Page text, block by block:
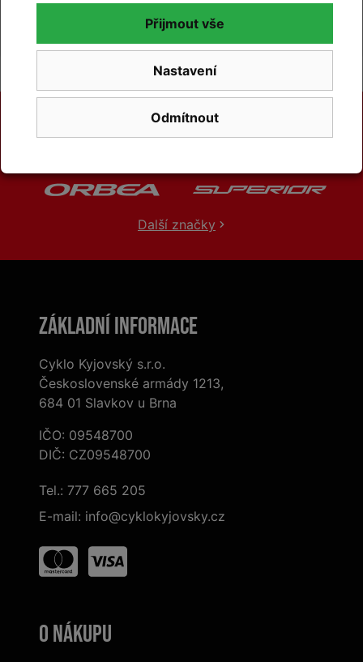
Další značky
Základní informace
Cyklo Kyjovský s.r.o.
Československé armády 1213,
684 01 Slavkov u Brna
IČO: 09548700
DIČ: CZ09548700
Tel.: 777 665 205
E-mail: info@cyklokyjovsky.cz
O nákupu
Odmítnout
Nastavení
Přijmout vše